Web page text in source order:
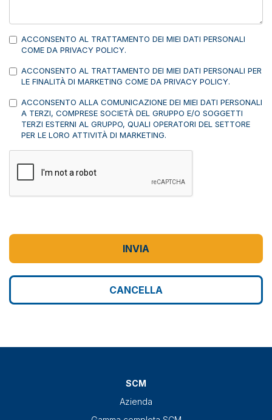
ACCONSENTO AL TRATTAMENTO DEI MIEI DATI PERSONALI
COME DA PRIVACY POLICY.
ACCONSENTO AL TRATTAMENTO DEI MIEI DATI PERSONALI PER
LE FINALITÀ DI MARKETING COME DA PRIVACY POLICY.
ACCONSENTO ALLA COMUNICAZIONE DEI MIEI DATI PERSONALI
A TERZI, COMPRESE SOCIETÀ DEL GRUPPO E/O SOGGETTI
TERZI ESTERNI AL GRUPPO, QUALI OPERATORI DEL SETTORE
PER LE LORO ATTIVITÀ DI MARKETING.
INVIA
CANCELLA
SCM
Azienda